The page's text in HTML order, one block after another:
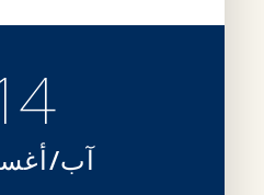
آب/